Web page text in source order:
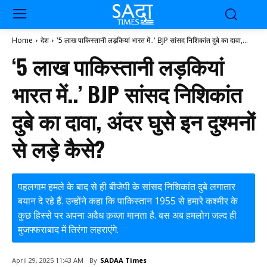
Home देश '5 लाख पाकिस्तानी लड़कियां भारत में..' BJP सांसद निशिकांत दुबे का दावा,...
‘5 लाख पाकिस्तानी लड़कियां
भारत में..’ BJP सांसद निशिकांत
दुबे का दावा, अंदर घुसे इन दुश्मनों
से लड़े कैसे?
पहलगाम हमले के बाद से ही बीजेपी के सांसद निशिकांत दुबे लगातार
बयान दे रहे हैं. उन्होंने कहा कि पाकिस्तान 1955 से हमारे कश्मीर के
कुछ हिस्से पर अपना अवैध क़ब्ज़ा मानता है. बस अब हमलोग जल्द ही
मुजफ्फराबाद में तिरंगा लहराएंगे.
April 29, 2025 11:43 AM By SADAA Times